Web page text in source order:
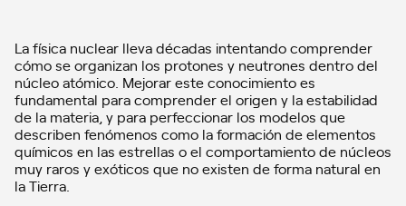
La física nuclear lleva décadas intentando comprender
cómo se organizan los protones y neutrones dentro del
núcleo atómico. Mejorar este conocimiento es
fundamental para comprender el origen y la estabilidad
de la materia, y para perfeccionar los modelos que
describen fenómenos como la formación de elementos
químicos en las estrellas o el comportamiento de núcleos
muy raros y exóticos que no existen de forma natural en
la Tierra.